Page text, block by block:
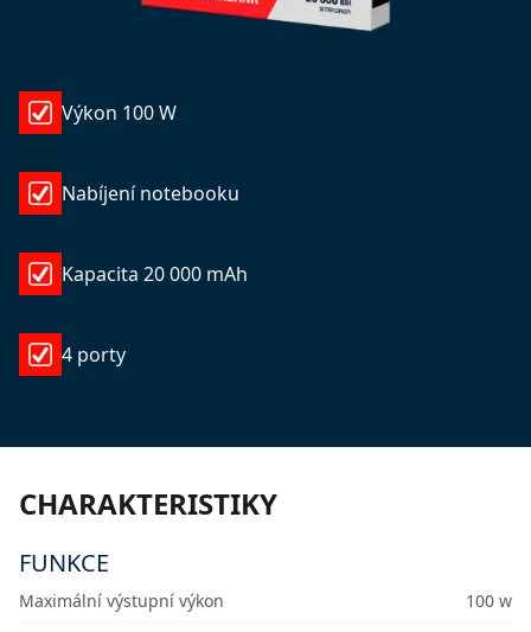
Výkon 100 W
Nabíjení notebooku
Kapacita 20 000 mAh
4 porty
CHARAKTERISTIKY
FUNKCE
Maximální výstupní výkon
100 w